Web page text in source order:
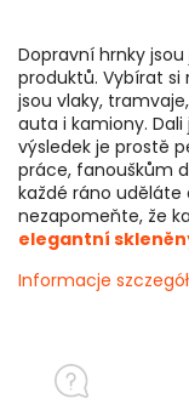
Dopravní hrnky
produktů. Vybírat si
jsou vlaky,
auta i kamiony.
výsledek je prostě
práce, fanouškům
každé ráno uděláte
nezapomeňte, že
elegantní
Informacje